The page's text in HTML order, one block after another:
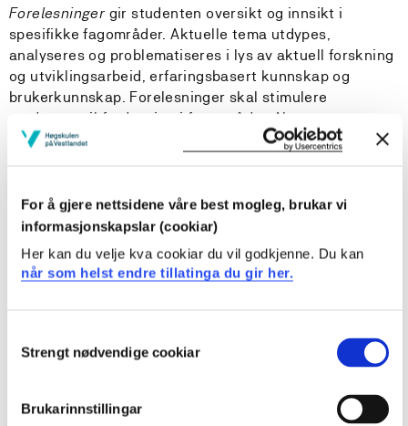
For å gjere nettsidene våre best mogleg, brukar vi
informasjonskapslar (cookiar)
Her kan du velje kva cookiar du vil godkjenne. Du kan
når som helst endre tillatinga du gir her.
Selection
Strengt nødvendige cookiar
Brukarinnstillingar
Forelesningergir studenten oversikt og innsikt i
spesifikke fagområder. Aktuelle tema utdypes,
analyseres og problematiseres i lys av aktuell forskning
og utviklingsarbeid, erfaringsbasert kunnskap og
brukerkunnskap. Forelesninger skal stimulere
studenten til fordypning i fagområdet. Noen
forelesninger har krav om obligatorisk studiedeltakelse.
typer prosjektarbeid.
Seminarer benyttes når studenten skal presentere
prosjektarbeidet. Det legges her opp til stor grad av
studentaktivitet. Hensikten er at studenten oppøver
er en metode for kunnskapstilegning som
selvtester. Studiestøttesystemet Canvas benyttes til